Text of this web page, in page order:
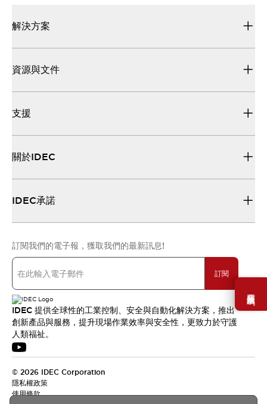
需要幫助嗎？
解決方案
資源與文件
支援
關於IDEC
IDEC承諾
訂閱我們的電子報，獲取我們的最新訊息!
訂閱
IDEC 提供全球性的工業控制、安全與自動化解決方案，推出
創新產品與服務，提升現場作業效率與安全性，更致力於守護
人類福祉。
© 2026 IDEC Corporation
隱私權政策
使用條款